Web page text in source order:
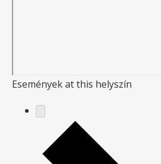
Események at this helyszín